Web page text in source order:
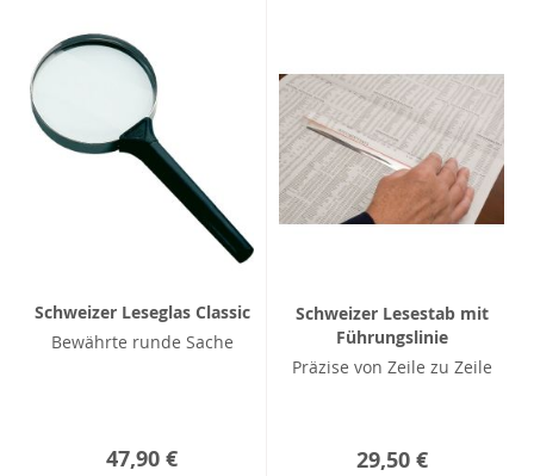
Schweizer Leseglas Classic
Bewährte runde Sache
47,90 €
Schweizer Lesestab mit
Führungslinie
Präzise von Zeile zu Zeile
29,50 €